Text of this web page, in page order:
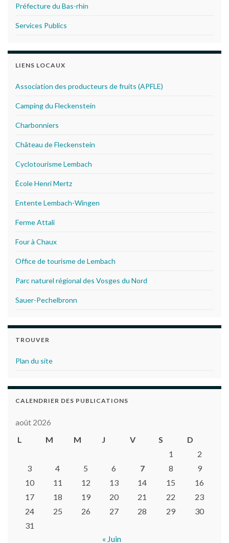
Préfecture du Bas-rhin
Services Publics
LIENS LOCAUX
Association des producteurs de fruits (APFLE)
Camping du Fleckenstein
Charbonniers
Château de Fleckenstein
Cyclotourisme Lembach
École Henri Mertz
Entente Lembach-Wingen
Ferme Attali
Four à Chaux
Office de tourisme de Lembach
Parc naturel régional des Vosges du Nord
Sauer-Pechelbronn
TROUVER
Plan du site
CALENDRIER DES PUBLICATIONS
août 2026
L
M M J V S
D
1
2
3
4 5 6 7 8
9
10
11 12 13 14 15
16
17
18 19 20 21 22
23
24
25 26 27 28 29
30
31
« Juin